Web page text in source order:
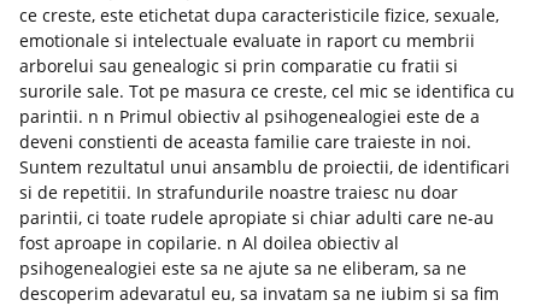
ce creste, este etichetat dupa caracteristicile fizice, sexuale,
emotionale si intelectuale evaluate in raport cu membrii
arborelui sau genealogic si prin comparatie cu fratii si
surorile sale. Tot pe masura ce creste, cel mic se identifica cu
parintii. n n Primul obiectiv al psihogenealogiei este de a
deveni constienti de aceasta familie care traieste in noi.
Suntem rezultatul unui ansamblu de proiectii, de identificari
si de repetitii. In strafundurile noastre traiesc nu doar
parintii, ci toate rudele apropiate si chiar adulti care ne-au
fost aproape in copilarie. n Al doilea obiectiv al
psihogenealogiei este sa ne ajute sa ne eliberam, sa ne
descoperim adevaratul eu, sa invatam sa ne iubim si sa fim